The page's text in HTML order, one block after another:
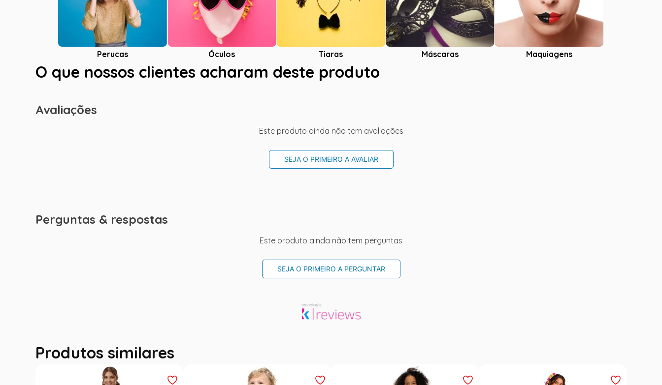
Perucas Óculos Tiaras Máscaras Maquiagens
O que nossos clientes acharam deste produto
Avaliações
Este produto ainda não tem avaliações
SEJA O PRIMEIRO A AVALIAR
Perguntas & respostas
Este produto ainda não tem perguntas
SEJA O PRIMEIRO A PERGUNTAR
Produtos similares